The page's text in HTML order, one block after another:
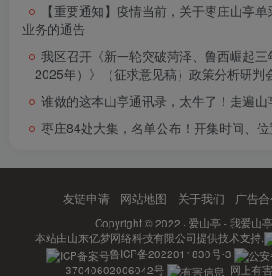
【重要通知】疫情当前，关于枣庄山亭
业务的通告
我区召开《新一轮突破菏泽、鲁西崛起
—2025年）》（征求意见稿）政策分析研判
谁做的这本山亭通讯录，太牛了！走遍山
枣庄84处大集，名单公布！开集时间、
友链申请 - 网站地图 - 关于我们 - 广告
Copyright © 2022 · 爱山亭 - 我爱山
本站由山东亿梦网络科技有限公司提供技术支持.
鲁ICP备2022011830号-3
37040602006042号
网上有